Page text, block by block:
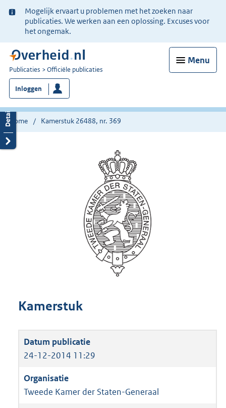
Ter
informatie:
Mogelijk ervaart u problemen met het zoeken naar
publicaties. We werken aan een oplossing. Excuses voor
het ongemak.
Menu
U
bent
nu
hier:
Publicaties Officiële publicaties
Inloggen
Home Kamerstuk 26488, nr. 369
Kamerstuk
24-12-2014 11:29
Tweede Kamer der Staten-Generaal